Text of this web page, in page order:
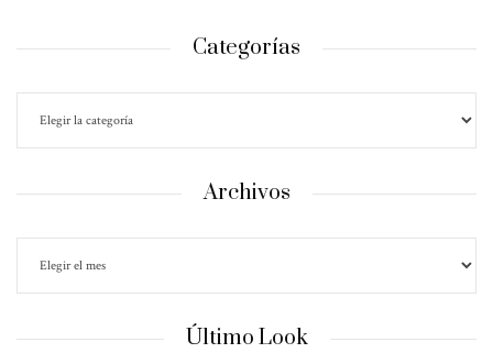
Categorías
Archivos
Último Look